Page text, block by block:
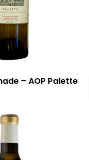
– AOP Palette